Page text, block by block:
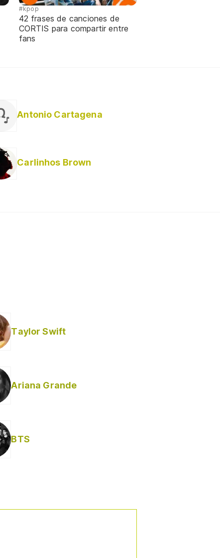
#kpop
42 frases de canciones de
CORTIS para compartir entre
fans
Antonio Cartagena
Carlinhos Brown
Taylor Swift
Ariana Grande
BTS